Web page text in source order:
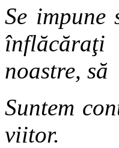
Se
noastre, să
Suntem
viitor.